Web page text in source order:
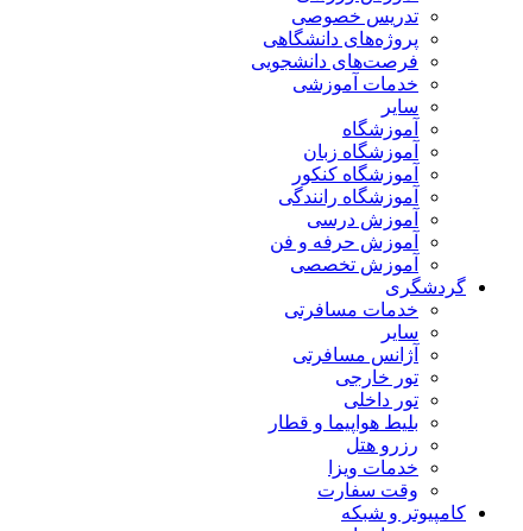
تدریس خصوصی
پروژه‌های دانشگاهی
فرصت‌های دانشجویی
خدمات آموزشی
سایر
آموزشگاه
آموزشگاه زبان
آموزشگاه کنکور
آموزشگاه رانندگی
آموزش درسی
آموزش حرفه و فن
آموزش تخصصی
گردشگری
خدمات مسافرتی
سایر
آژانس مسافرتی
تور خارجی
تور داخلی
بلیط هواپیما و قطار
رزرو هتل
خدمات ویزا
وقت سفارت
کامپیوتر و شبکه